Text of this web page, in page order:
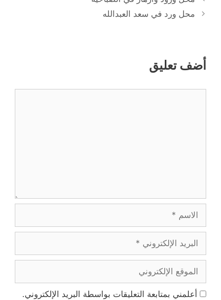
محل ورد في سعد العبدالله
أضف تعليق
الاسم
البريد
الإلكتروني
الموقع
الإلكتروني
أعلمني بمتابعة التعليقات بواسطة البريد الإلكتروني.